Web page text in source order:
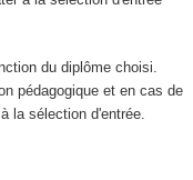
du diplôme choisi.
pédagogique et en cas de
la sélection d'entrée.